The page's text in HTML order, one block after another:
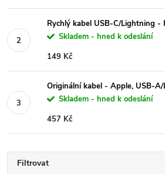
Rychlý kabel USB-C/Lightning -
Skladem - hned k odeslání
149 Kč
Originální kabel - Apple, USB-
Skladem - hned k odeslání
457 Kč
Filtrovat